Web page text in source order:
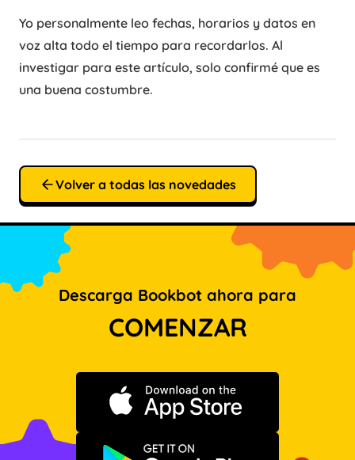
Yo personalmente leo fechas, horarios y datos en
voz alta todo el tiempo para recordarlos. Al
investigar para este artículo, solo confirmé que es
una buena costumbre.
Volver a todas las novedades
Descarga Bookbot ahora para
COMENZAR
Descargar en App Store